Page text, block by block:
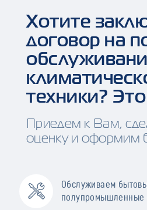
Хотите
договор на
техники?
Приедем к Вам,
оценку и оформим
Обслуживаем
полупромышленные